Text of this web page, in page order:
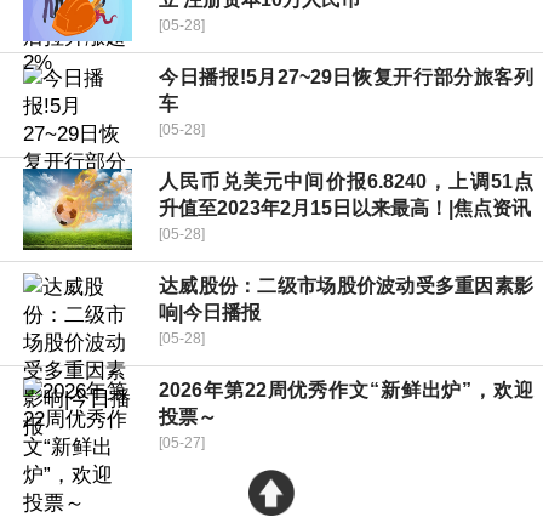
[05-28]
今日播报!5月27~29日恢复开行部分旅客列
车
[05-28]
人民币兑美元中间价报6.8240，上调51点
升值至2023年2月15日以来最高！|焦点资讯
[05-28]
达威股份：二级市场股价波动受多重因素影
响|今日播报
[05-28]
2026年第22周优秀作文“新鲜出炉”，欢迎
投票～
[05-27]